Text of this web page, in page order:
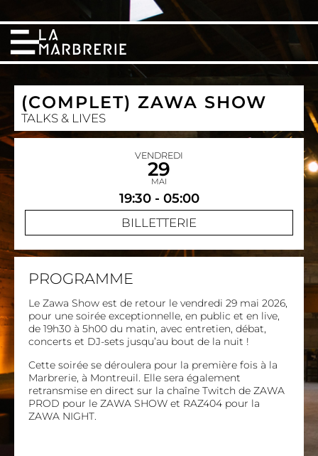
(COMPLET) ZAWA SHOW
TALKS & LIVES
VENDREDI
29
MAI
19:30 - 05:00
BILLETTERIE
PROGRAMME
Le Zawa Show est de retour le vendredi 29 mai 2026,
pour une soirée exceptionnelle, en public et en live,
de 19h30 à 5h00 du matin, avec entretien, débat,
concerts et DJ-sets jusqu’au bout de la nuit !
Cette soirée se déroulera pour la première fois à la
Marbrerie, à Montreuil. Elle sera également
retransmise en direct sur la chaîne Twitch de ZAWA
PROD pour le ZAWA SHOW et RAZ404 pour la
ZAWA NIGHT.